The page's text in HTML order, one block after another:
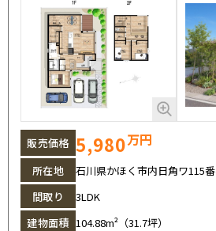
販売価格 5,980万円
所在地
石川県かほく市内日角ワ115
間取り
3LDK
建物面積 104.88m²（31.7坪）